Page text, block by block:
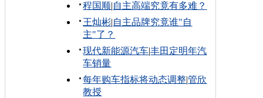
程国顺|自主高端究竟有多难？
王灿彬|自主品牌究竟谁"自
主"了？
现代新能源汽车|丰田定明年汽
车销量
每年购车指标将动态调整|管欣
教授